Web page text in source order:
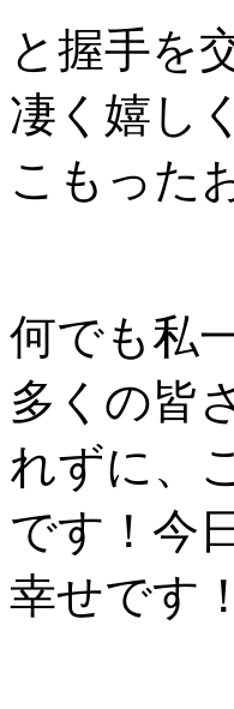
と握手を
凄く嬉し
こもった
何でも私
多くの皆
れずに、
です！今
幸せです